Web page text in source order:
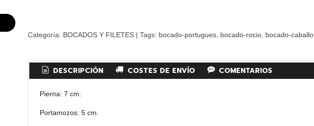
Categoría: BOCADOS Y FILETES| Tags: bocado-portugues bocado-rocio bocado-caballo
DESCRIPCIÓN COSTES DE ENVÍO COMENTARIOS
Pierna: 7 cm.
Portamozos: 5 cm.